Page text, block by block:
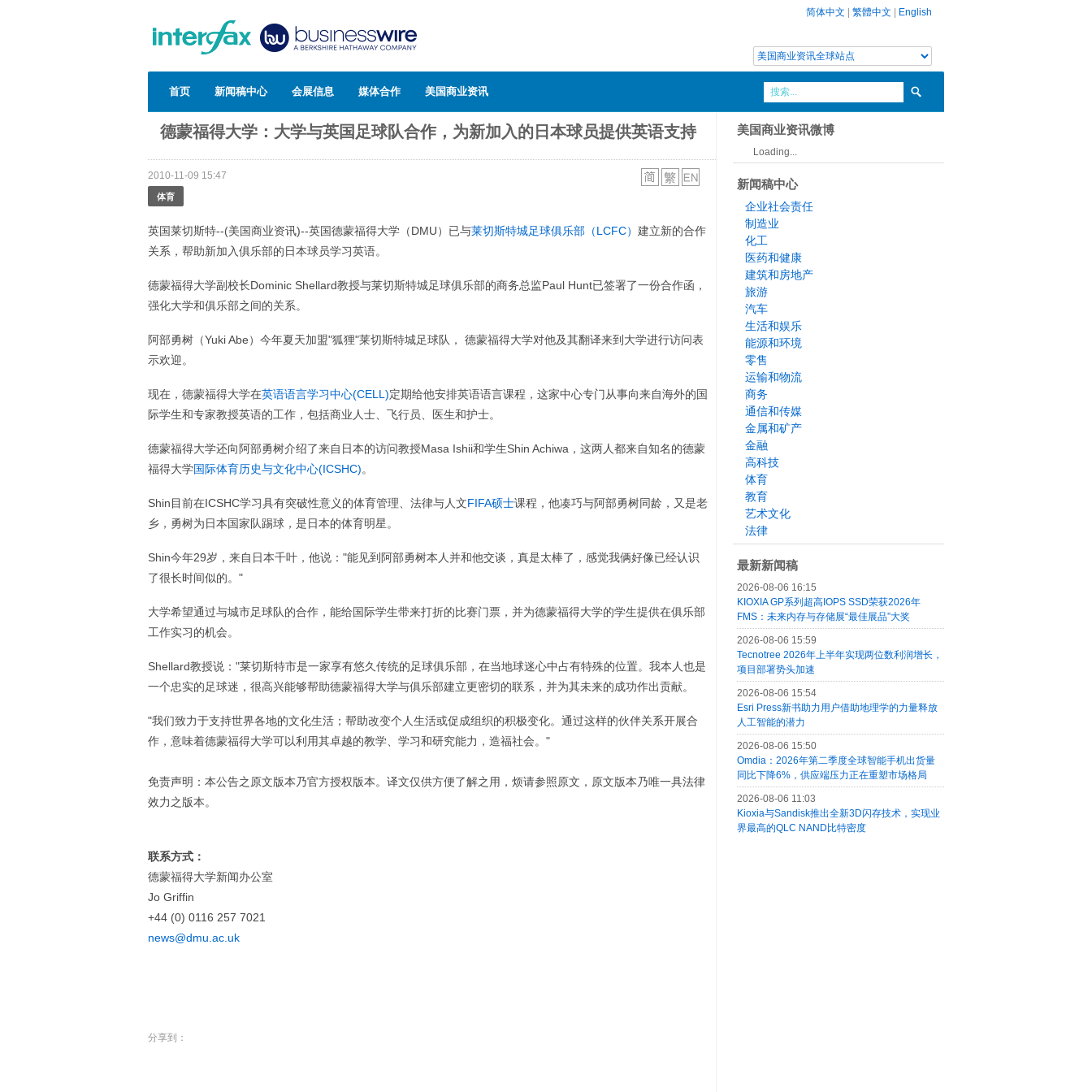
简体中文 繁體中文 English
首页 新闻稿中心 会展信息 媒体合作 美国商业资讯
德蒙福得大学：大学与英国足球队合作，为新加入的日本球员提供英语支持
2010-11-09 15:47
体育
英国莱切斯特--(美国商业资讯)--英国德蒙福得大学（DMU）已与莱切斯特城足球俱乐部（LCFC） 建立新的合作
关系，帮助新加入俱乐部的日本球员学习英语。
德蒙福得大学副校长Dominic Shellard教授与莱切斯特城足球俱乐部的商务总监Paul Hunt已签署了一份合作函，
强化大学和俱乐部之间的关系。
阿部勇树（Yuki Abe）今年夏天加盟"狐狸"莱切斯特城足球队， 德蒙福得大学对他及其翻译来到大学进行访问表
示欢迎。
现在，德蒙福得大学在英语语言学习中心(CELL)定期给他安排英语语言课程，这家中心专门从事向来自海外的国
际学生和专家教授英语的工作，包括商业人士、飞行员、医生和护士。
德蒙福得大学还向阿部勇树介绍了来自日本的访问教授Masa Ishii和学生Shin Achiwa，这两人都来自知名的德蒙
福得大学国际体育历史与文化中心(ICSHC)。
Shin目前在ICSHC学习具有突破性意义的体育管理、法律与人文FIFA硕士课程，他凑巧与阿部勇树同龄，又是老
乡，勇树为日本国家队踢球，是日本的体育明星。
Shin今年29岁，来自日本千叶，他说："能见到阿部勇树本人并和他交谈，真是太棒了，感觉我俩好像已经认识
了很长时间似的。"
大学希望通过与城市足球队的合作，能给国际学生带来打折的比赛门票，并为德蒙福得大学的学生提供在俱乐部
工作实习的机会。
Shellard教授说："莱切斯特市是一家享有悠久传统的足球俱乐部，在当地球迷心中占有特殊的位置。我本人也是
一个忠实的足球迷，很高兴能够帮助德蒙福得大学与俱乐部建立更密切的联系，并为其未来的成功作出贡献。
"我们致力于支持世界各地的文化生活；帮助改变个人生活或促成组织的积极变化。通过这样的伙伴关系开展合
作，意味着德蒙福得大学可以利用其卓越的教学、学习和研究能力，造福社会。"
免责声明：本公告之原文版本乃官方授权版本。译文仅供方便了解之用，烦请参照原文，原文版本乃唯一具法律
效力之版本。
联系方式：
德蒙福得大学新闻办公室
Jo Griffin
+44 (0) 0116 257 7021
news@dmu.ac.uk
分享到：
美国商业资讯微博
Loading...
新闻稿中心
企业社会责任
制造业
化工
医药和健康
建筑和房地产
旅游
汽车
生活和娱乐
能源和环境
零售
运输和物流
商务
通信和传媒
金属和矿产
金融
高科技
体育
教育
艺术文化
法律
最新新闻稿
2026-08-06 16:15
KIOXIA GP系列超高IOPS SSD荣获2026年
FMS：未来内存与存储展“最佳展品”大奖
2026-08-06 15:59
Tecnotree 2026年上半年实现两位数利润增长，
项目部署势头加速
2026-08-06 15:54
Esri Press新书助力用户借助地理学的力量释放
人工智能的潜力
2026-08-06 15:50
Omdia：2026年第二季度全球智能手机出货量
同比下降6%，供应端压力正在重塑市场格局
2026-08-06 11:03
Kioxia与Sandisk推出全新3D闪存技术，实现业
界最高的QLC NAND比特密度